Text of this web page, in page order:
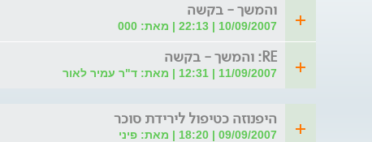
והמשך - בקשה
10/09/2007 | 22:13 | מאת: 000
RE: והמשך - בקשה
11/09/2007 | 12:31 | מאת: ד"ר עמיר לאור
היפנוזה כטיפול לירידת סוכר
09/09/2007 | 18:20 | מאת: פיני